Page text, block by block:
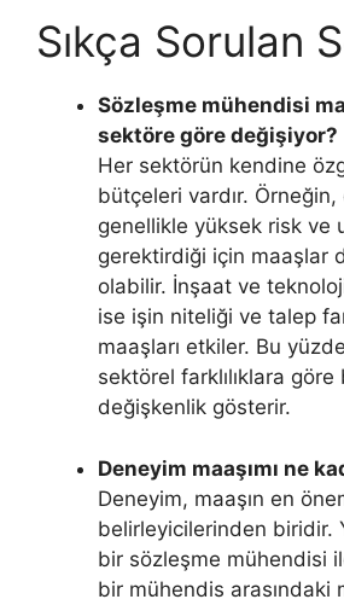
Sıkça Sorulan
Sözleşme mühendisi
sektöre göre değişiyor?
Her sektörün kendine
bütçeleri vardır.
genellikle yüksek risk ve
gerektirdiği için maaşlar
olabilir. İnşaat ve
ise işin niteliği ve talep
maaşları etkiler. Bu
sektörel farklılıklara
değişkenlik gösterir.
Deneyim maaşımı ne
Deneyim, maaşın en
belirleyicilerinden biridir.
bir sözleşme mühendisi
bir mühendis arasındaki